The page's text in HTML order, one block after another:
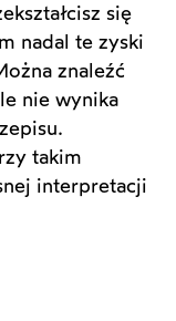
się
nadal te zyski
znaleźć
nie wynika
takim
interpretacji